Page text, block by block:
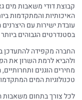
קבוצת דודי משאבות
האיכותיות והמתקדמות
עובדת ישירות עם
בסטנדרטים הגבוהים
החברה מקפידה להתעדכן
ולהביא לרמת השרון את
מחירים הוגנים
טכנולוגיות המים
לכל צורך בתחום משאבות